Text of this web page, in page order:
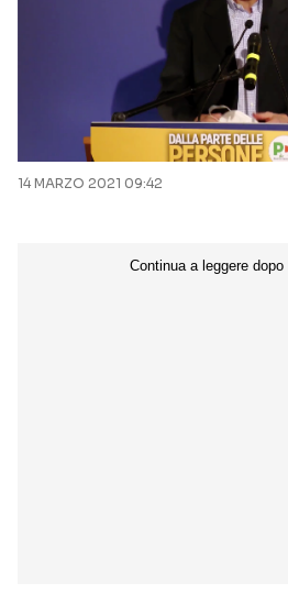
14 MARZO 2021 09:42